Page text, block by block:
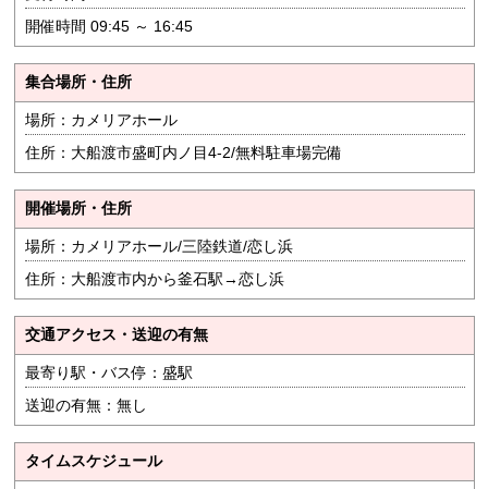
開催時間 09:45 ～ 16:45
集合場所・住所
場所：カメリアホール
住所：大船渡市盛町内ノ目4-2/無料駐車場完備
開催場所・住所
場所：カメリアホール/三陸鉄道/恋し浜
住所：大船渡市内から釜石駅→恋し浜
交通アクセス・送迎の有無
最寄り駅・バス停：盛駅
送迎の有無：無し
タイムスケジュール